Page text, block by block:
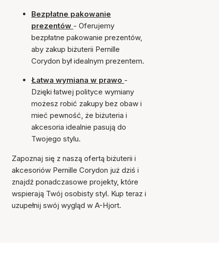
Bezpłatne pakowanie
prezentów - Oferujemy
bezpłatne pakowanie prezentów,
aby zakup biżuterii Pernille
Corydon był idealnym prezentem.
Łatwa wymiana w prawo -
Dzięki łatwej polityce wymiany
możesz robić zakupy bez obaw i
mieć pewność, że biżuteria i
akcesoria idealnie pasują do
Twojego stylu.
Zapoznaj się z naszą ofertą biżuterii i
akcesoriów Pernille Corydon już dziś i
znajdź ponadczasowe projekty, które
wspierają Twój osobisty styl. Kup teraz i
uzupełnij swój wygląd w A-Hjort.